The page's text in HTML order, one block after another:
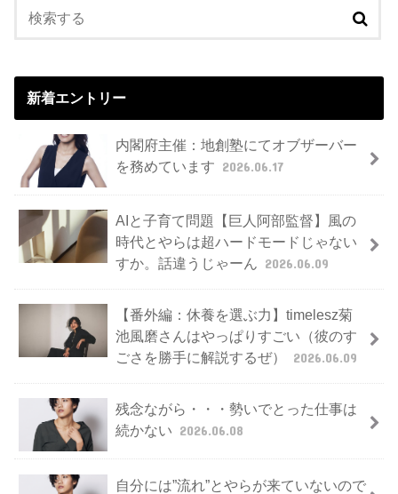
新着エントリー
内閣府主催：地創塾にてオブザーバー
を務めています 2026.06.17
AIと子育て問題【巨人阿部監督】風の
時代とやらは超ハードモードじゃない
すか。話違うじゃーん 2026.06.09
【番外編：休養を選ぶ力】timelesz菊
池風磨さんはやっぱりすごい（彼のす
ごさを勝手に解説するぜ）
2026.06.09
残念ながら・・・勢いでとった仕事は
続かない 2026.06.08
自分には”流れ”とやらが来ていないので